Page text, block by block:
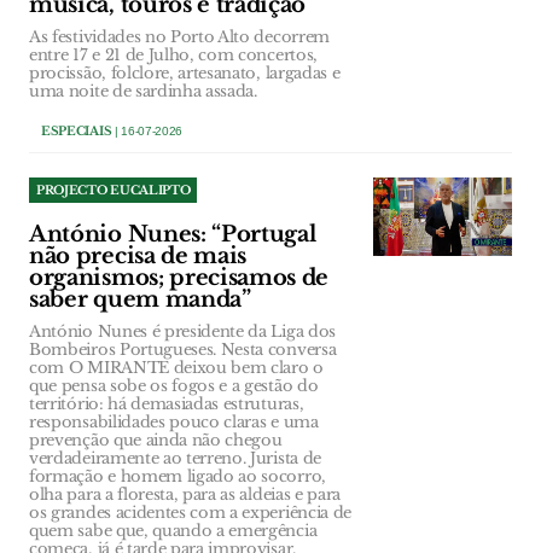
As festividades no Porto Alto decorrem
entre 17 e 21 de Julho, com concertos,
procissão, folclore, artesanato, largadas e
uma noite de sardinha assada.
ESPECIAIS| 16-07-2026
PROJECTO EUCALIPTO
António Nunes: “Portugal
não precisa de mais
organismos; precisamos de
saber quem manda”
António Nunes é presidente da Liga dos
Bombeiros Portugueses. Nesta conversa
com O MIRANTE deixou bem claro o
que pensa sobe os fogos e a gestão do
território: há demasiadas estruturas,
responsabilidades pouco claras e uma
prevenção que ainda não chegou
verdadeiramente ao terreno. Jurista de
formação e homem ligado ao socorro,
olha para a floresta, para as aldeias e para
os grandes acidentes com a experiência de
quem sabe que, quando a emergência